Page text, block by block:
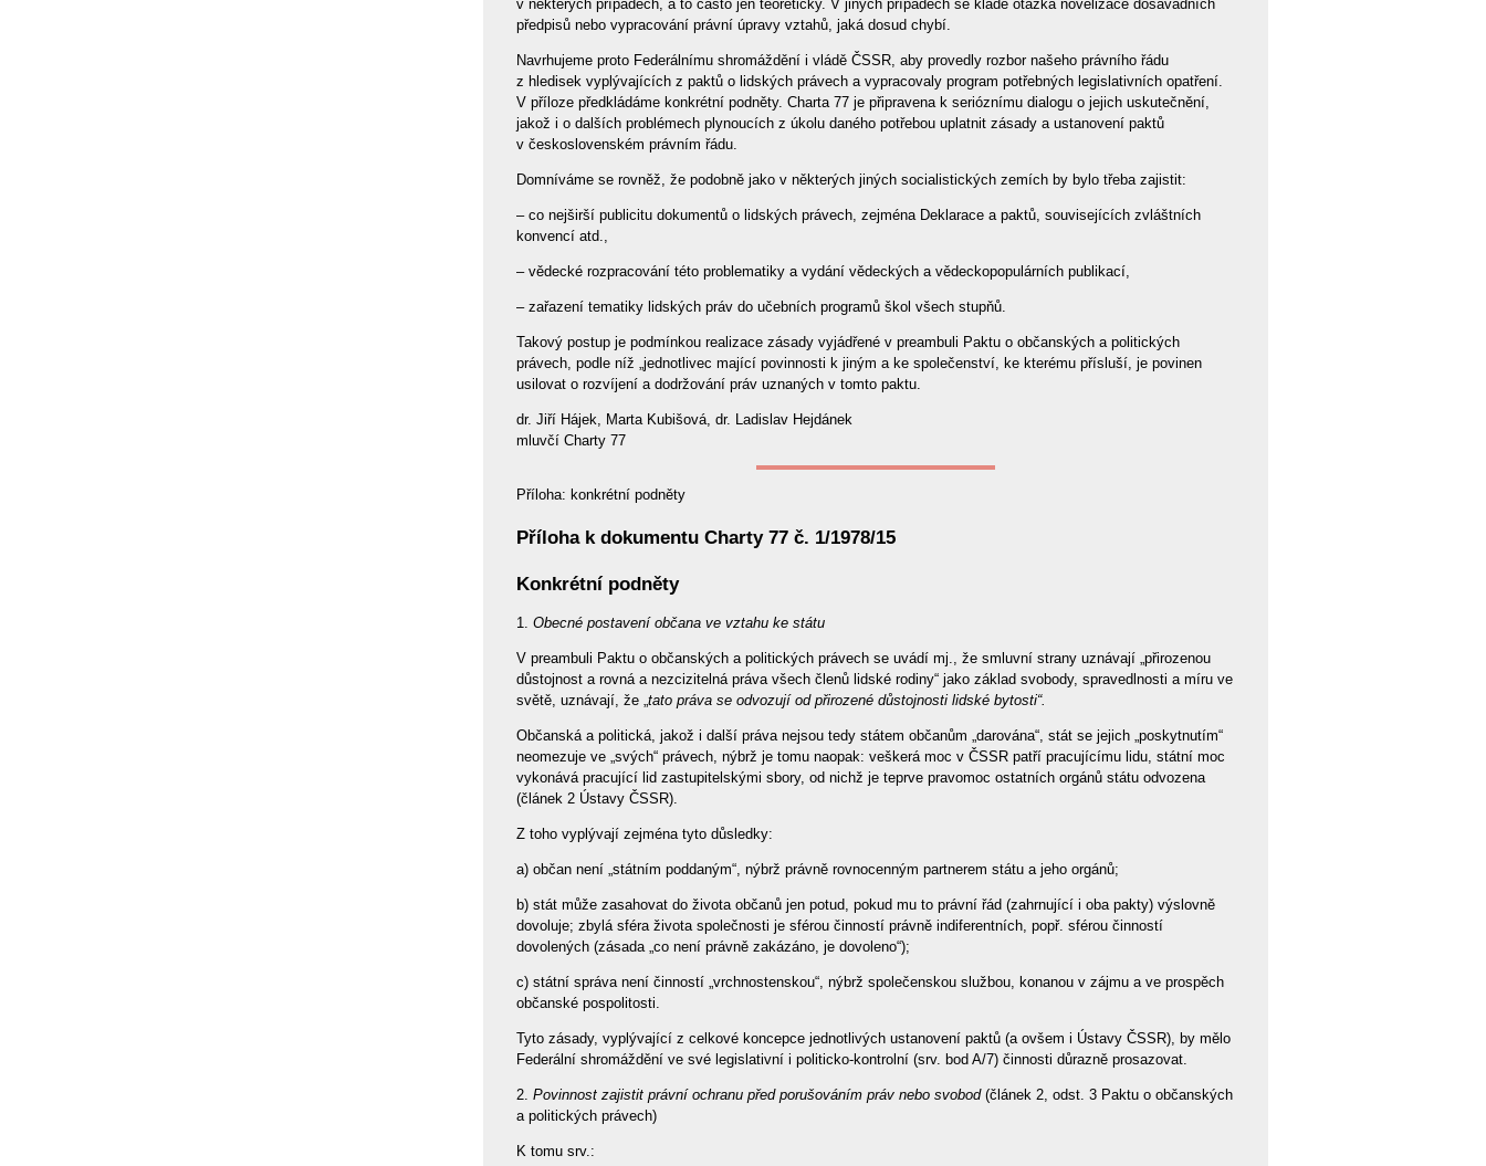
v některých případech, a to často jen teoreticky. V jiných případech se klade otázka novelizace dosavadních
předpisů nebo vypracování právní úpravy vztahů, jaká dosud chybí.
Navrhujeme proto Federálnímu shromáždění i vládě ČSSR, aby provedly rozbor našeho právního řádu
z hledisek vyplývajících z paktů o lidských právech a vypracovaly program potřebných legislativních opatření.
V příloze předkládáme konkrétní podněty. Charta 77 je připravena k serióznímu dialogu o jejich uskutečnění,
jakož i o dalších problémech plynoucích z úkolu daného potřebou uplatnit zásady a ustanovení paktů
v československém právním řádu.
Domníváme se rovněž, že podobně jako v některých jiných socialistických zemích by bylo třeba zajistit:
– co nejširší publicitu dokumentů o lidských právech, zejména Deklarace a paktů, souvisejících zvláštních
konvencí atd.,
– vědecké rozpracování této problematiky a vydání vědeckých a vědeckopopulárních publikací,
– zařazení tematiky lidských práv do učebních programů škol všech stupňů.
Takový postup je podmínkou realizace zásady vyjádřené v preambuli Paktu o občanských a politických
právech, podle níž „jednotlivec mající povinnosti k jiným a ke společenství, ke kterému přísluší, je povinen
usilovat o rozvíjení a dodržování práv uznaných v tomto paktu.
dr. Jiří Hájek, Marta Kubišová, dr. Ladislav Hejdánek
mluvčí Charty 77
Příloha: konkrétní podněty
Příloha k dokumentu Charty 77 č. 1/1978/15
Konkrétní podněty
1. Obecné postavení občana ve vztahu ke státu
V preambuli Paktu o občanských a politických právech se uvádí mj., že smluvní strany uznávají „přirozenou
důstojnost a rovná a nezcizitelná práva všech členů lidské rodiny“ jako základ svobody, spravedlnosti a míru ve
světě, uznávají, že „tato práva se odvozují od přirozené důstojnosti lidské bytosti“.
Občanská a politická, jakož i další práva nejsou tedy státem občanům „darována“, stát se jejich „poskytnutím“
neomezuje ve „svých“ právech, nýbrž je tomu naopak: veškerá moc v ČSSR patří pracujícímu lidu, státní moc
vykonává pracující lid zastupitelskými sbory, od nichž je teprve pravomoc ostatních orgánů státu odvozena
(článek 2 Ústavy ČSSR).
Z toho vyplývají zejména tyto důsledky:
a) občan není „státním poddaným“, nýbrž právně rovnocenným partnerem státu a jeho orgánů;
b) stát může zasahovat do života občanů jen potud, pokud mu to právní řád (zahrnující i oba pakty) výslovně
dovoluje; zbylá sféra života společnosti je sférou činností právně indiferentních, popř. sférou činností
dovolených (zásada „co není právně zakázáno, je dovoleno“);
c) státní správa není činností „vrchnostenskou“, nýbrž společenskou službou, konanou v zájmu a ve prospěch
občanské pospolitosti.
Tyto zásady, vyplývající z celkové koncepce jednotlivých ustanovení paktů (a ovšem i Ústavy ČSSR), by mělo
Federální shromáždění ve své legislativní i politicko-kontrolní (srv. bod A/7) činnosti důrazně prosazovat.
2. Povinnost zajistit právní ochranu před porušováním práv nebo svobod(článek 2, odst. 3 Paktu o občanských
a politických právech)
K tomu srv.: